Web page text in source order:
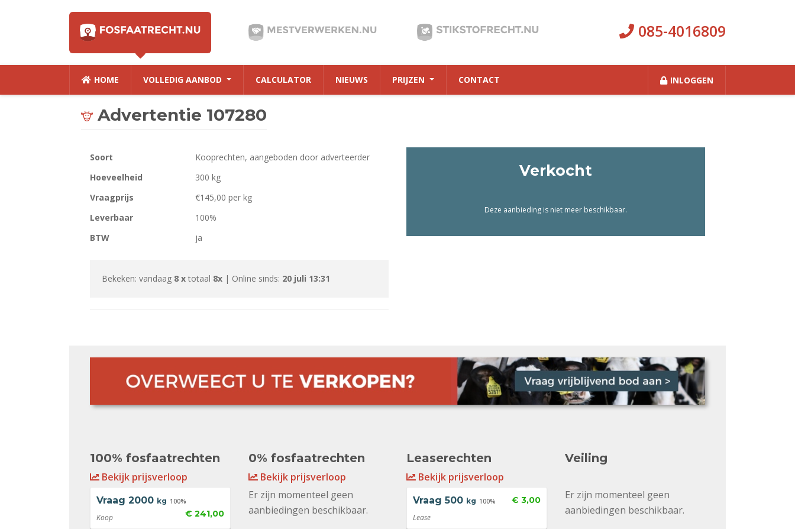
085-4016809
HOME VOLLEDIG AANBOD CALCULATOR NIEUWS PRIJZEN CONTACT INLOGGEN
Advertentie 107280
Soort
Kooprechten, aangeboden door adverteerder
Hoeveelheid
300 kg
Vraagprijs
€145,00 per kg
Leverbaar
100%
BTW
ja
Bekeken: vandaag 8 x totaal 8x | Online sinds: 20 juli 13:31
Verkocht
Deze aanbieding is niet meer beschikbaar.
100% fosfaatrechten
Bekijk prijsverloop
Vraag 2000 kg 100%
€ 241,00
Koop
0% fosfaatrechten
Bekijk prijsverloop
Er zijn momenteel geen
aanbiedingen beschikbaar.
Leaserechten
Bekijk prijsverloop
Vraag 500 kg 100% € 3,00
Lease
Veiling
Er zijn momenteel geen
aanbiedingen beschikbaar.